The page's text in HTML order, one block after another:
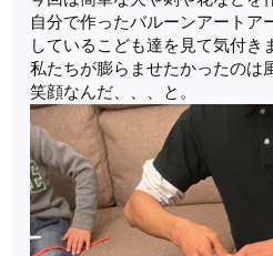
自分で作ったバルーンアートア
しているこども達を見て気付き
私たちが膨らませたかったのは
笑顔なんだ、、、と。